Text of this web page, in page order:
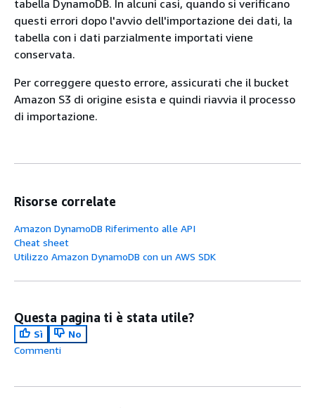
tabella DynamoDB. In alcuni casi, quando si verificano
questi errori dopo l'avvio dell'importazione dei dati, la
tabella con i dati parzialmente importati viene
conservata.
Per correggere questo errore, assicurati che il bucket
Amazon S3 di origine esista e quindi riavvia il processo
di importazione.
Risorse correlate
Amazon DynamoDB Riferimento alle API
Cheat sheet
Utilizzo Amazon DynamoDB con un AWS SDK
Questa pagina ti è stata utile?
Sì
No
Commenti